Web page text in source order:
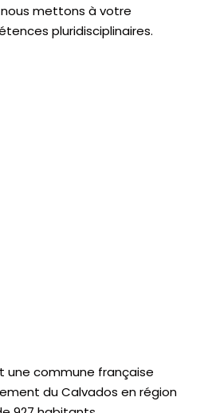
nous mettons à votre
pluridisciplinaires.
une commune française
du Calvados en région